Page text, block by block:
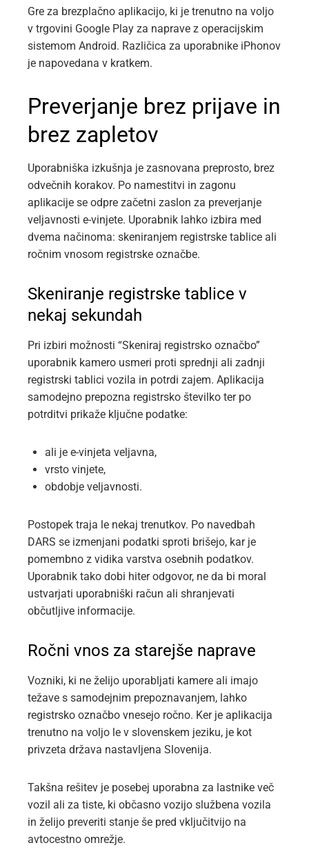
Gre za brezplačno aplikacijo, ki je trenutno na voljo
v trgovini Google Play za naprave z operacijskim
sistemom Android. Različica za uporabnike iPhonov
je napovedana v kratkem.
Preverjanje brez prijave in
brez zapletov
Uporabniška izkušnja je zasnovana preprosto, brez
odvečnih korakov. Po namestitvi in zagonu
aplikacije se odpre začetni zaslon za preverjanje
veljavnosti e-vinjete. Uporabnik lahko izbira med
dvema načinoma: skeniranjem registrske tablice ali
ročnim vnosom registrske označbe.
Skeniranje registrske tablice v
nekaj sekundah
Pri izbiri možnosti “Skeniraj registrsko označbo”
uporabnik kamero usmeri proti sprednji ali zadnji
registrski tablici vozila in potrdi zajem. Aplikacija
samodejno prepozna registrsko številko ter po
potrditvi prikaže ključne podatke:
ali je e-vinjeta veljavna,
vrsto vinjete,
obdobje veljavnosti.
Postopek traja le nekaj trenutkov. Po navedbah
DARS se izmenjani podatki sproti brišejo, kar je
pomembno z vidika varstva osebnih podatkov.
Uporabnik tako dobi hiter odgovor, ne da bi moral
ustvarjati uporabniški račun ali shranjevati
občutljive informacije.
Ročni vnos za starejše naprave
Vozniki, ki ne želijo uporabljati kamere ali imajo
težave s samodejnim prepoznavanjem, lahko
registrsko označbo vnesejo ročno. Ker je aplikacija
trenutno na voljo le v slovenskem jeziku, je kot
privzeta država nastavljena Slovenija.
Takšna rešitev je posebej uporabna za lastnike več
vozil ali za tiste, ki občasno vozijo službena vozila
in želijo preveriti stanje še pred vključitvijo na
avtocestno omrežje.